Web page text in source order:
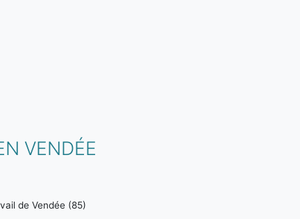
VENDÉE
de Vendée (85)